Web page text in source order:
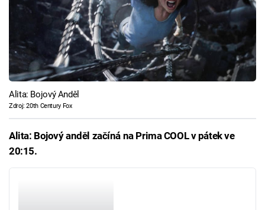
Alita: Bojový Anděl
Zdroj: 20th Century Fox
Alita: Bojový anděl začíná na Prima COOL v pátek ve
20:15.